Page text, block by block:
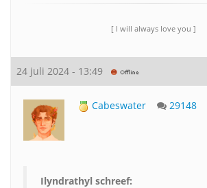
[ I will always love you ]
24 juli 2024 - 13:49
Cabeswater 29148
Ilyndrathyl schreef: